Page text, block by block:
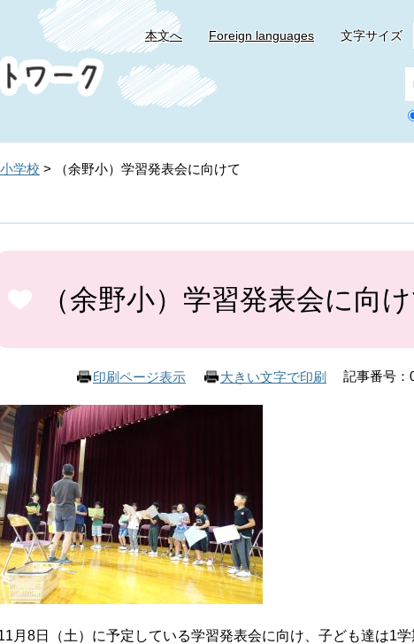
本文へ Foreign languages 文字サイズ
o
小学校 >
（余野小）学習発表会に向けて
（余野小）学習発表会に向
印刷ページ表示 大きい文字で印刷 記事番号：
月8日（土）に予定している学習発表会に向け、子ども達は1